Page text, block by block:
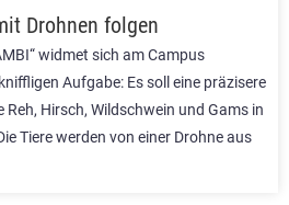
Drohnen folgen
widmet sich am Campus
Aufgabe: Es soll eine präzisere
Hirsch, Wildschwein und Gams in
Tiere werden von einer Drohne aus